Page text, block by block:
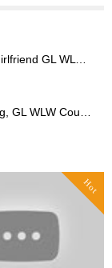
WLW Couple
WLW Couple
Hot